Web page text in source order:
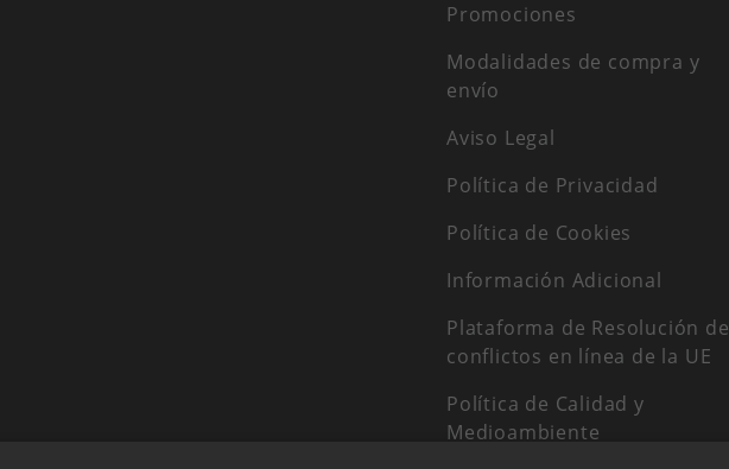
Promociones
Modalidades de compra y
envío
Aviso Legal
Política de Privacidad
Política de Cookies
Información Adicional
Plataforma de Resolución de
conflictos en línea de la UE
Política de Calidad y
Medioambiente